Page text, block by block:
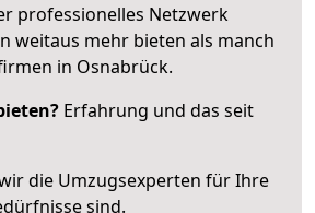
professionelles Netzwerk
weitaus mehr bieten als manch
in Osnabrück.
Erfahrung und das seit
die Umzugsexperten für Ihre
sind.